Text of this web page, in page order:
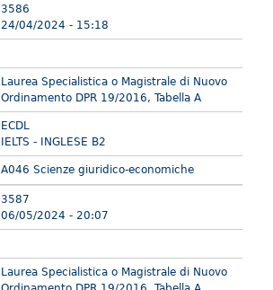
3586
24/04/2024 - 15:18
Laurea Specialistica o Magistrale di Nuovo
Ordinamento DPR 19/2016, Tabella A
ECDL
IELTS - INGLESE B2
A046 Scienze giuridico-economiche
3587
06/05/2024 - 20:07
Laurea Specialistica o Magistrale di Nuovo